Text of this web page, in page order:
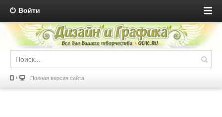
Войти
Полная версия сайта